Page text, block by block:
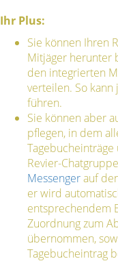
Ihr Plus:
Sie können Ihren
Mitjäger herunter
den integrierten
verteilen. So
führen.
Sie können aber
pflegen, in dem
Revier-
Messengerauf
er wird
entsprechendem
Zuordnung zum
übernommen,
Tagebucheintrag